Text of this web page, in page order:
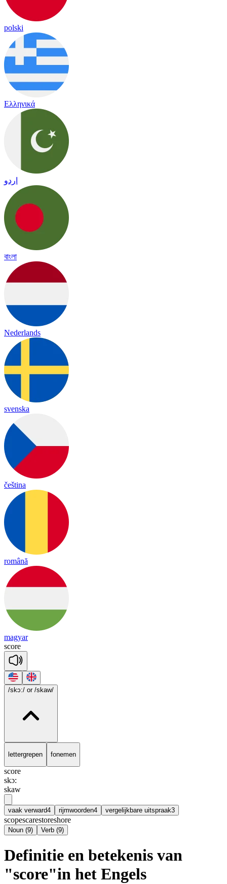
polski
Ελληνικά
اردو
বাংলা
Nederlands
svenska
čeština
română
magyar
score
/skɔ:/ or /skaw/
lettergrepen fonemen
score
skɔ:
skaw
vaak verward4 rijmwoorden4 vergelijkbare uitspraak3
scopescarestoreshore
Noun (9) Verb (9)
Definitie en betekenis van
"score"in het Engels